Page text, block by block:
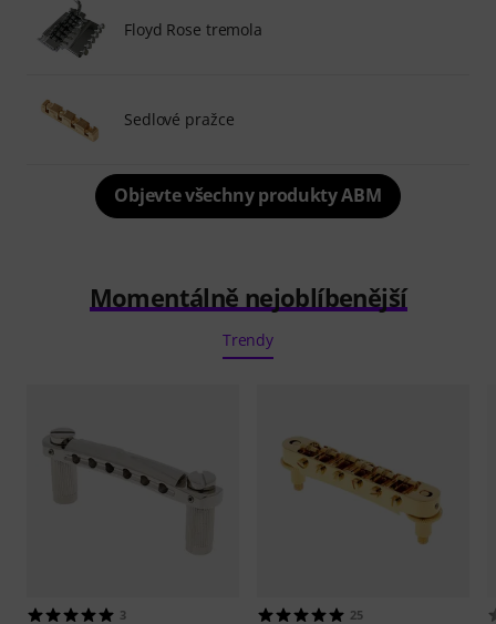
Floyd Rose tremola
Sedlové pražce
Objevte všechny produkty ABM
Momentálně nejoblíbenější
Trendy
3 25